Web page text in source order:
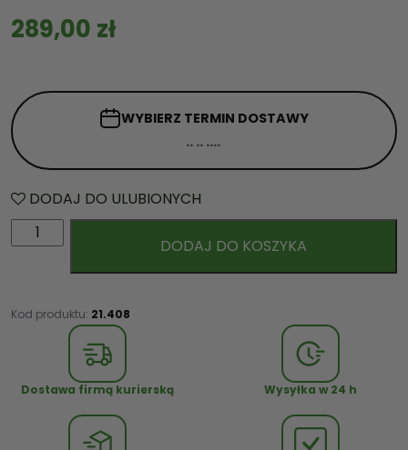
289,00 zł
WYBIERZ TERMIN DOSTAWY
DODAJ DO ULUBIONYCH
l
ć
DODAJ DO KOSZYKA
Kod produktu: 21.408
Dostawa firmą kurierską Wysyłka w 24 h